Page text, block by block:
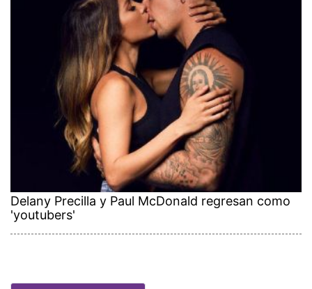
Delany Precilla y Paul McDonald regresan como
'youtubers'